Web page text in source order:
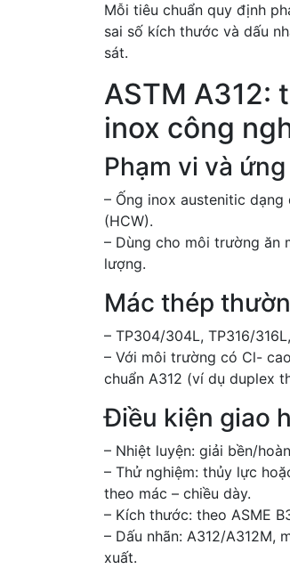
Mỗi tiêu chuẩn quy định
sai số kích thước và dấu
sát.
ASTM A312:
inox công
Phạm vi và
– Ống inox austenitic dạng
(HCW).
– Dùng cho môi trường ăn
lượng.
Mác thép
– TP304/304L, TP316/
– Với môi trường có Cl-
chuẩn A312 (ví dụ duplex
Điều kiện giao
– Nhiệt luyện: giải bền/
– Thử nghiệm: thủy lực
theo mác – chiều dày.
– Kích thước: theo ASME
– Dấu nhãn: A312/A312M,
xuất.